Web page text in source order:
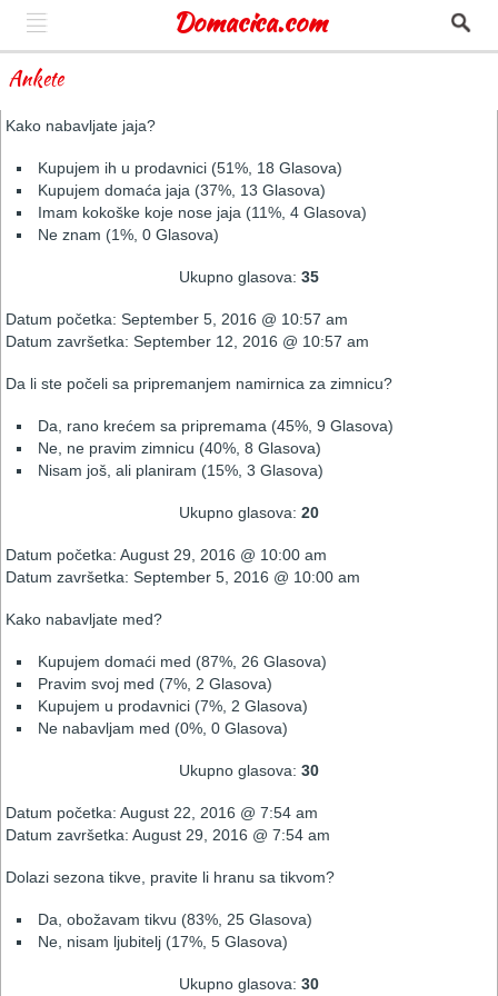
Domacica.com
Ankete
Kako nabavljate jaja?
Kupujem ih u prodavnici (51%, 18 Glasova)
Kupujem domaća jaja (37%, 13 Glasova)
Imam kokoške koje nose jaja (11%, 4 Glasova)
Ne znam (1%, 0 Glasova)
Ukupno glasova: 35
Datum početka: September 5, 2016 @ 10:57 am
Datum završetka: September 12, 2016 @ 10:57 am
Da li ste počeli sa pripremanjem namirnica za zimnicu?
Da, rano krećem sa pripremama (45%, 9 Glasova)
Ne, ne pravim zimnicu (40%, 8 Glasova)
Nisam još, ali planiram (15%, 3 Glasova)
Ukupno glasova: 20
Datum početka: August 29, 2016 @ 10:00 am
Datum završetka: September 5, 2016 @ 10:00 am
Kako nabavljate med?
Kupujem domaći med (87%, 26 Glasova)
Pravim svoj med (7%, 2 Glasova)
Kupujem u prodavnici (7%, 2 Glasova)
Ne nabavljam med (0%, 0 Glasova)
Ukupno glasova: 30
Datum početka: August 22, 2016 @ 7:54 am
Datum završetka: August 29, 2016 @ 7:54 am
Dolazi sezona tikve, pravite li hranu sa tikvom?
Da, obožavam tikvu (83%, 25 Glasova)
Ne, nisam ljubitelj (17%, 5 Glasova)
Ukupno glasova: 30